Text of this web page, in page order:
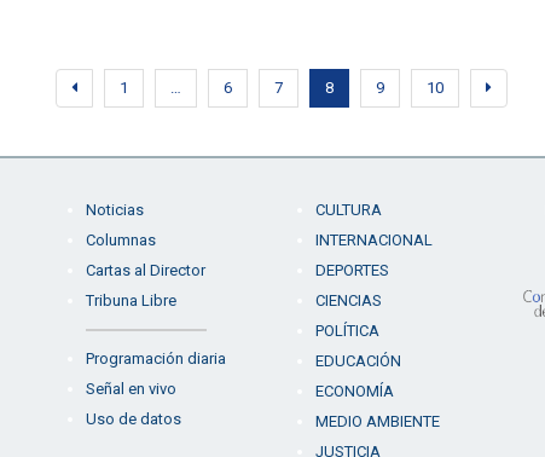
1 6 7 8 9 10
Noticias
Columnas
Cartas al Director
Tribuna Libre
Programación diaria
Señal en vivo
Uso de datos
CULTURA
INTERNACIONAL
DEPORTES
CIENCIAS
POLÍTICA
EDUCACIÓN
ECONOMÍA
MEDIO AMBIENTE
JUSTICIA